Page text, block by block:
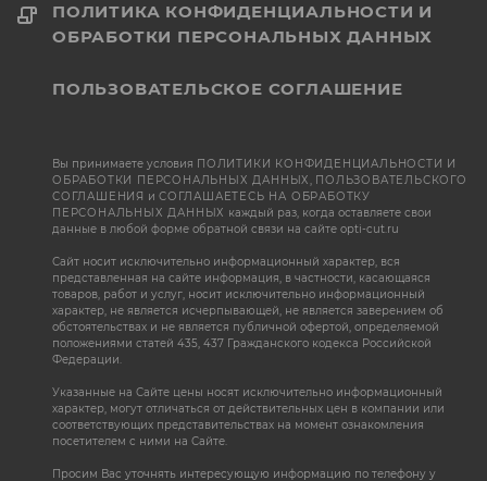
ПОЛИТИКА КОНФИДЕНЦИАЛЬНОСТИ И
ОБРАБОТКИ ПЕРСОНАЛЬНЫХ ДАННЫХ
ПОЛЬЗОВАТЕЛЬСКОЕ СОГЛАШЕНИЕ
Вы принимаете условия ПОЛИТИКИ КОНФИДЕНЦИАЛЬНОСТИ И
ОБРАБОТКИ ПЕРСОНАЛЬНЫХ ДАННЫХ, ПОЛЬЗОВАТЕЛЬСКОГО
СОГЛАШЕНИЯ иСОГЛАШАЕТЕСЬ НА ОБРАБОТКУ
ПЕРСОНАЛЬНЫХ ДАННЫХ каждый раз, когда оставляете свои
данные в любой форме обратной связи на сайте opti-cut.ru
Сайт носит исключительно информационный характер, вся
представленная на сайте информация, в частности, касающаяся
товаров, работ и услуг, носит исключительно информационный
характер, не является исчерпывающей, не является заверением об
обстоятельствах и не является публичной офертой, определяемой
положениями статей 435, 437 Гражданского кодекса Российской
Федерации.
Указанные на Сайте цены носят исключительно информационный
характер, могут отличаться от действительных цен в компании или
соответствующих представительствах на момент ознакомления
посетителем с ними на Сайте.
Просим Вас уточнять интересующую информацию по телефону у